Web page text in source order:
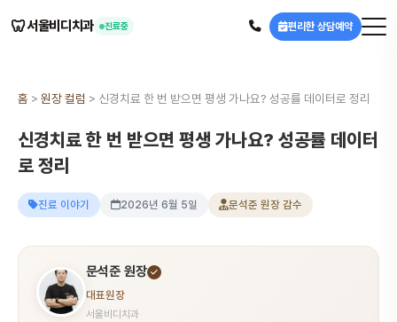
🦷서울비디치과 진료중 편리한 상담예약
홈 > 원장 컬럼 > 신경치료 한 번 받으면 평생 가나요? 성공률 데이터로 정리
신경치료 한 번 받으면 평생 가나요? 성공률 데이터
로 정리
진료 이야기 2026년 6월 5일 문석준 원장 감수
문석준 원장
대표원장
서울비디치과